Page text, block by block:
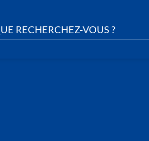
RECHERCHEZ-VOUS ?